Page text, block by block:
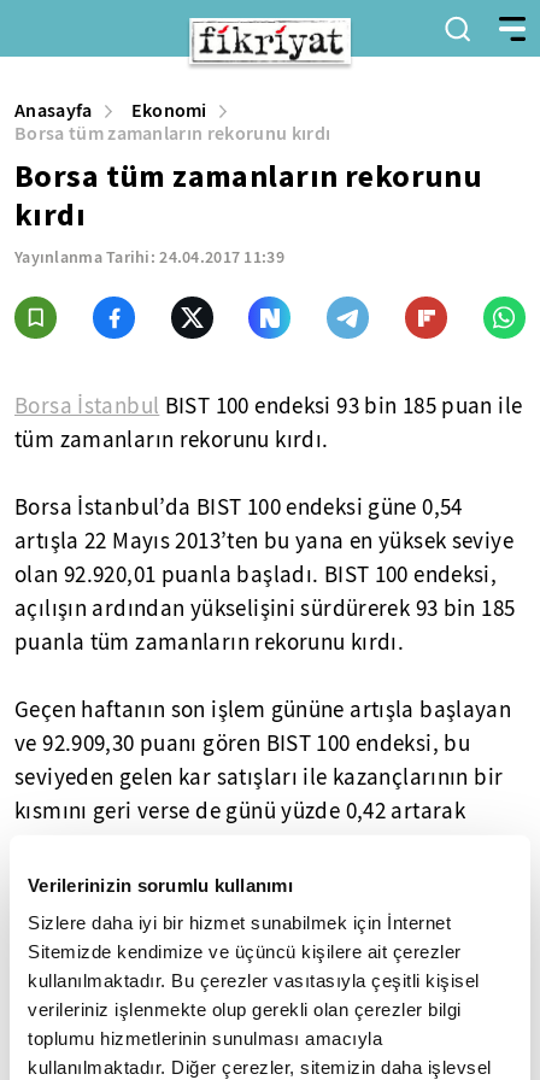
Verilerinizin sorumlu kullanımı
Sizlere daha iyi bir hizmet sunabilmek için İnternet
Sitemizde kendimize ve üçüncü kişilere ait çerezler
kullanılmaktadır. Bu çerezler vasıtasıyla çeşitli kişisel
verileriniz işlenmekte olup gerekli olan çerezler bilgi
toplumu hizmetlerinin sunulması amacıyla
kullanılmaktadır. Diğer çerezler, sitemizin daha işlevsel
Anasayfa
Ekonomi
Borsa tüm zamanların rekorunu kırdı
Borsa tüm zamanların rekorunu
kırdı
Yayınlanma Tarihi:24.04.2017 11:39
Borsa İstanbul BIST 100 endeksi 93 bin 185 puan ile
tüm zamanların rekorunu kırdı.
Borsa İstanbul’da BIST 100 endeksi güne 0,54
artışla 22 Mayıs 2013’ten bu yana en yüksek seviye
olan 92.920,01 puanla başladı. BIST 100 endeksi,
açılışın ardından yükselişini sürdürerek 93 bin 185
puanla tüm zamanların rekorunu kırdı.
Geçen haftanın son işlem gününe artışla başlayan
ve 92.909,30 puanı gören BIST 100 endeksi, bu
seviyeden gelen kar satışları ile kazançlarının bir
kısmını geri verse de günü yüzde 0,42 artarak
kapanışını gerçekleştirmişti.
Yasal Uyarı:
Yayınlanan köşe yazısı/haberin tüm hakları
Turkuvaz Medya Grubu'na aittir. Kaynak gösterilse dahi
köşe yazısı/haberin tamamı özel izin alınmadan
kullanılamaz.
Ancak alıntılanan köşe yazısı/haberin bir bölümü,
alıntılanan habere aktif link verilerek kullanılabilir.